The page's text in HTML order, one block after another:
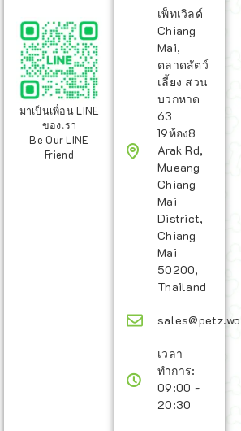
มาเป็นเพื่อน LINE
ของเรา
Be Our LINE
Friend
เพ็ทเวิลด์
Chiang
Mai,
ตลาดสัตว์
เลี้ยง สวน
บวกหาด
63
19ห้อง8
Arak Rd,
Mueang
Chiang
Mai
District,
Chiang
Mai
50200,
Thailand
เวลา
ทำการ:
09:00 -
20:30